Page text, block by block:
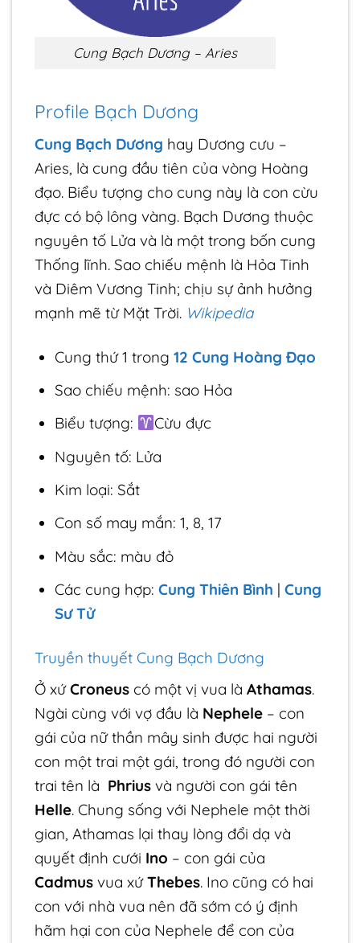
Cung Bạch Dương – Aries
Profile Bạch Dương
Cung Bạch Dương hay Dương cưu –
Aries, là cung đầu tiên của vòng Hoàng
đạo. Biểu tượng cho cung này là con cừu
đực có bộ lông vàng. Bạch Dương thuộc
nguyên tố Lửa và là một trong bốn cung
Thống lĩnh. Sao chiếu mệnh là Hỏa Tinh
và Diêm Vương Tinh; chịu sự ảnh hưởng
mạnh mẽ từ Mặt Trời. Wikipedia
Cung thứ 1 trong 12 Cung Hoàng Đạo
Sao chiếu mệnh: sao Hỏa
Biểu tượng:
Cừu đực
Nguyên tố: Lửa
Kim loại: Sắt
Con số may mắn: 1, 8, 17
Màu sắc: màu đỏ
Các cung hợp: Cung Thiên Bình | Cung
Sư Tử
Truyền thuyết Cung Bạch Dương
Ở xứCroneus có một vị vua làAthamas.
Ngài cùng với vợ đầu là Nephele – con
gái của nữ thần mây sinh được hai người
con một trai một gái, trong đó người con
trai tên là Phrius và người con gái tên
Helle. Chung sống với Nephele một thời
gian, Athamas lại thay lòng đổi dạ và
quyết định cưới Ino – con gái của
Cadmus vua xứThebes. Ino cũng có hai
con với nhà vua nên đã sớm có ý định
hãm hại con của Nephele để con của